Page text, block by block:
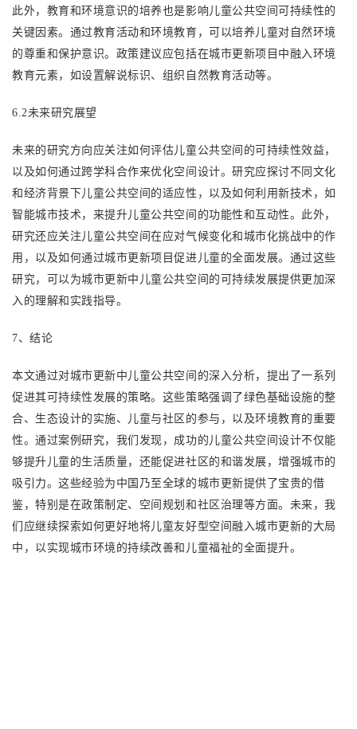
此外，教育和环境意识的培养也是影响儿童公共空间可持续性的
关键因素。通过教育活动和环境教育，可以培养儿童对自然环境
的尊重和保护意识。政策建议应包括在城市更新项目中融入环境
教育元素，如设置解说标识、组织自然教育活动等。
6.2未来研究展望
未来的研究方向应关注如何评估儿童公共空间的可持续性效益，
以及如何通过跨学科合作来优化空间设计。研究应探讨不同文化
和经济背景下儿童公共空间的适应性，以及如何利用新技术，如
智能城市技术，来提升儿童公共空间的功能性和互动性。此外，
研究还应关注儿童公共空间在应对气候变化和城市化挑战中的作
用，以及如何通过城市更新项目促进儿童的全面发展。通过这些
研究，可以为城市更新中儿童公共空间的可持续发展提供更加深
入的理解和实践指导。
7、结论
本文通过对城市更新中儿童公共空间的深入分析，提出了一系列
促进其可持续性发展的策略。这些策略强调了绿色基础设施的整
合、生态设计的实施、儿童与社区的参与，以及环境教育的重要
性。通过案例研究，我们发现，成功的儿童公共空间设计不仅能
够提升儿童的生活质量，还能促进社区的和谐发展，增强城市的
吸引力。这些经验为中国乃至全球的城市更新提供了宝贵的借
鉴，特别是在政策制定、空间规划和社区治理等方面。未来，我
们应继续探索如何更好地将儿童友好型空间融入城市更新的大局
中，以实现城市环境的持续改善和儿童福祉的全面提升。